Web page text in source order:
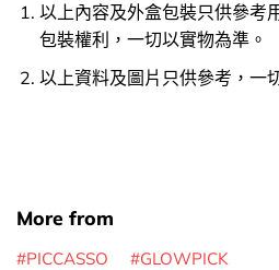
以上內容及外盒包裝只供參考
包裝權利，一切以實物為準。
以上資料及圖片只供參考，一
More from
PICCASSO
GLOWPICK